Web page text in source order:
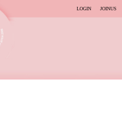
JOINUS
LOGIN